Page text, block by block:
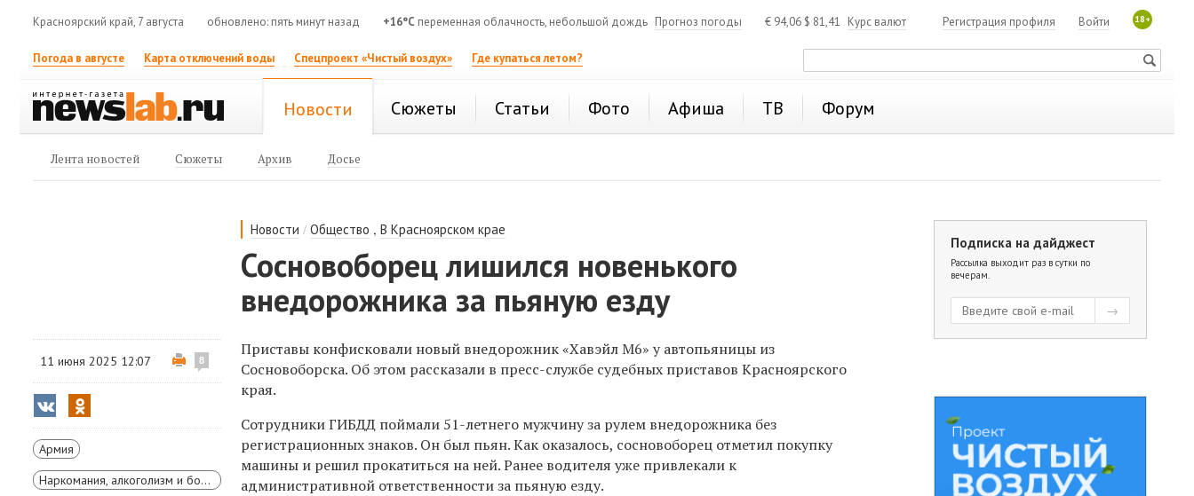
Красноярский край, 7 августа обновлено: пять минут назад +16°C переменная облачность, небольшой дождь Прогноз погоды € 94,06 $ 81,41 Курс валют 18+
Войти
Регистрация профиля
Погода в августе Карта отключений воды Спецпроект «Чистый воздух» Где купаться летом?
Новости Сюжеты Статьи Фото Афиша ТВ Форум
Лента новостей Сюжеты Архив Досье
Новости /Общество ,В Красноярском крае
Сосновоборец лишился новенького
внедорожника за пьяную езду
11 июня 2025 12:07 8
Армия
Наркомания, алкоголизм и борьба с ними
Приставы конфисковали новый внедорожник «Хавэйл М6» у автопьяницы из
Сосновоборска. Об этом рассказали в пресс-службе судебных приставов Красноярского
края.
Сотрудники ГИБДД поймали 51-летнего мужчину за рулем внедорожника без
регистрационных знаков. Он был пьян. Как оказалось, сосновоборец отметил покупку
машины и решил прокатиться на ней. Ранее водителя уже привлекали к
административной ответственности за пьяную езду.
Подписка на дайджест
Рассылка выходит раз в сутки по
вечерам.